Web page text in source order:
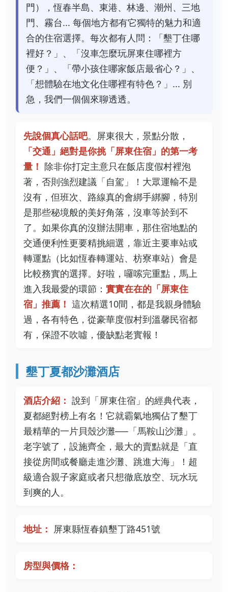
門），恆春半島、東港、林邊、潮州、三地
門、霧台... 每個地方都有它獨特的魅力和適
合的住宿選擇。每次都有人問：「墾丁住哪
裡好？」、「沒車怎麼玩屏東住哪裡方
便？」、「帶小孩住哪家飯店最省心？」、
「想體驗在地文化住哪裡有特色？」... 別
急，我們一個個來聊透透。
先說個真心話吧。屏東很大，景點分散，
「交通」絕對是你挑「屏東住宿」的第一考
量！ 除非你打定主意只在飯店度假村裡泡
著，否則強烈建議「自駕」！大眾運輸不是
沒有，但班次、路線真的會綁手綁腳，特別
是那些秘境般的美好角落，沒車等於到不
了。如果你真的沒辦法開車，那住宿地點的
交通便利性更要精挑細選，靠近主要車站或
轉運點（比如恆春轉運站、枋寮車站）會是
比較務實的選擇。好啦，囉嗦完重點，馬上
進入我最愛的環節： 實實在在的「屏東住
宿」推薦！ 這次精選10間，都是我親身體驗
過，各有特色，從豪華度假村到溫馨民宿都
有，保證不吹噓，優缺點老實報！
墾丁夏都沙灘酒店
酒店介紹： 說到「屏東住宿」的經典代表，
夏都絕對榜上有名！它就霸氣地獨佔了墾丁
最精華的一片貝殼沙灘──「馬鞍山沙灘」。
老字號了，設施齊全，最大的賣點就是「直
接從房間或餐廳走進沙灘、跳進大海」！超
級適合親子家庭或者只想徹底放空、玩水玩
到爽的人。
地址： 屏東縣恆春鎮墾丁路451號
房型與價格：